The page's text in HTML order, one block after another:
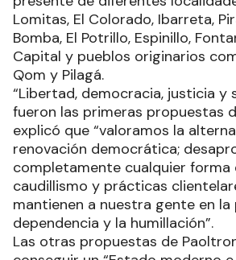
Lomitas, El Colorado, Ibarreta,
Bomba, El Potrillo, Espinillo,
Capital y pueblos originarios
Qom y Pilagá.
“Libertad, democracia, justicia y
fueron las primeras propuestas
explicó que “valoramos la
renovación democrática;
completamente cualquier forma
caudillismo y prácticas
mantienen a nuestra gente en la
dependencia y la humillación”.
Las otras propuestas de